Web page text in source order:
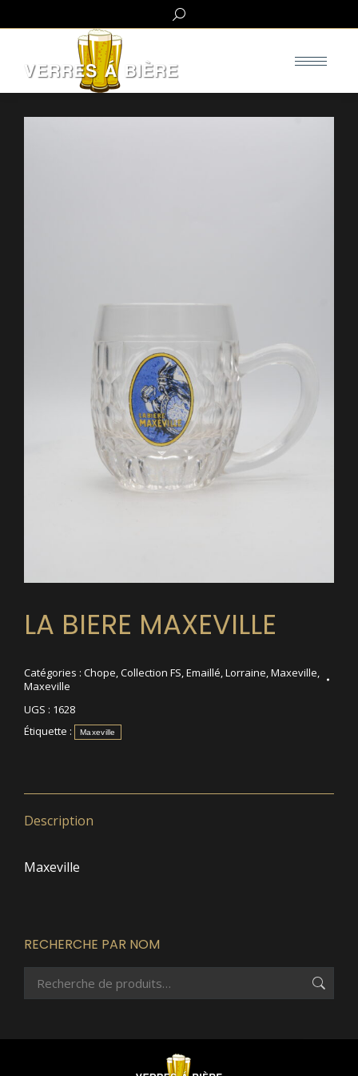
Search:
LA BIERE MAXEVILLE
Catégories : Chope,Collection FS,Emaillé,Lorraine,Maxeville,
Maxeville
UGS : 1628
Étiquette :
Maxeville
Description
Maxeville
RECHERCHE PAR NOM